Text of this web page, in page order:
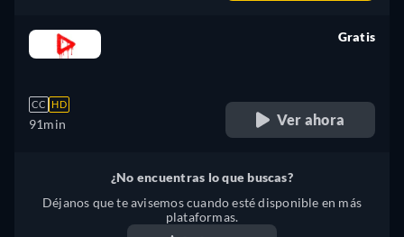
CC HD
91min
Gratis
Ver ahora
¿No encuentras lo que buscas?
Déjanos que te avisemos cuando esté disponible en más
plataformas.